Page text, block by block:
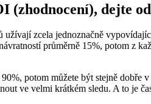
(zhodnocení), dejte
užívají zcela jednoznačně
průměrně 15%, potom z
90%, potom můžete být stejně
ve velmi krátkém sledu. A to je